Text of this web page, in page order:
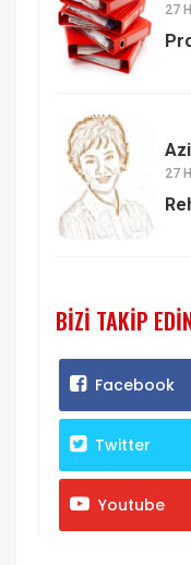
27
27
BIZI TAKIP
Facebook
Twitter
Youtube